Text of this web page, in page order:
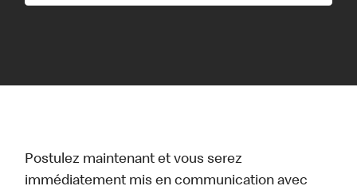
Postulez maintenant et vous serez
immédiatement mis en communication avec